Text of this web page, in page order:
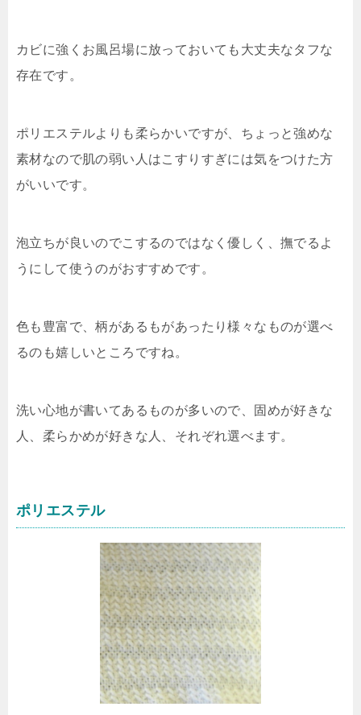
カビに強くお風呂場に放っておいても大丈夫なタフな
存在です。
ポリエステルよりも柔らかいですが、ちょっと強めな
素材なので肌の弱い人はこすりすぎには気をつけた方
がいいです。
泡立ちが良いのでこするのではなく優しく、撫でるよ
うにして使うのがおすすめです。
色も豊富で、柄があるもがあったり様々なものが選べ
るのも嬉しいところですね。
洗い心地が書いてあるものが多いので、固めが好きな
人、柔らかめが好きな人、それぞれ選べます。
ポリエステル